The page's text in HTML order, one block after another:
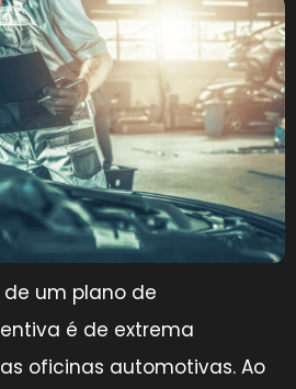
um plano de
é de extrema
oficinas automotivas. Ao